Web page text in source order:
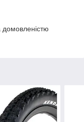
домовленістю